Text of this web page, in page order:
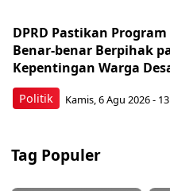
Politik
DPRD Pastikan
Benar-benar Berpihak
Kepentingan Warga
Kamis, 6 Agu 2026 -
Tag Populer